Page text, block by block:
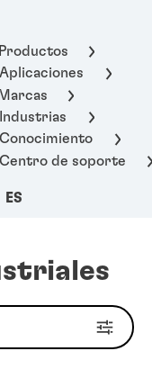
Productos
Aplicaciones
Marcas
Industrias
Conocimiento
Centro de soporte
ES
Technologies